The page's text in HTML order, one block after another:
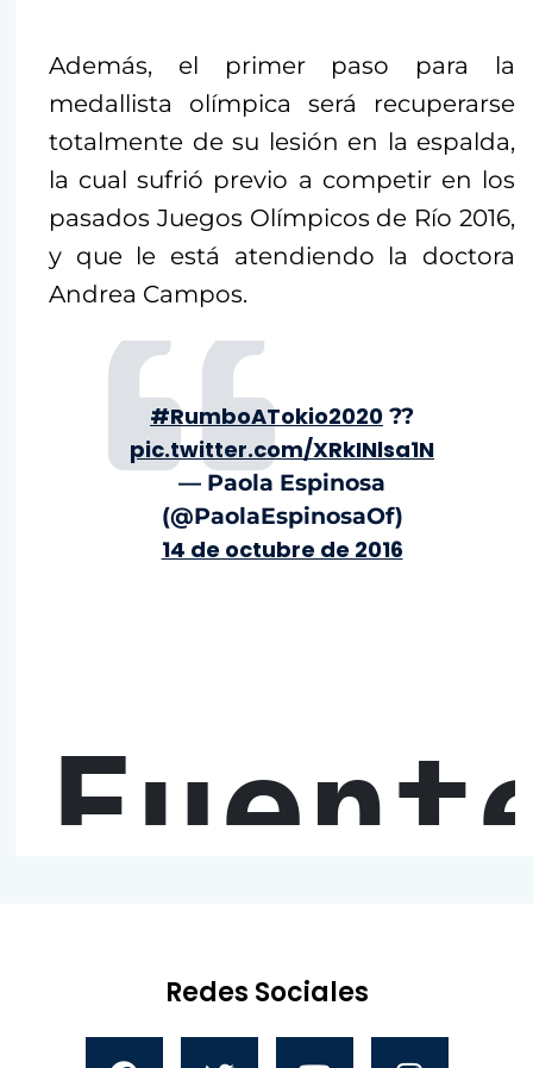
Además, el primer paso para la
medallista olímpica será recuperarse
totalmente de su lesión en la espalda,
la cual sufrió previo a competir en los
pasados Juegos Olímpicos de Río 2016,
y que le está atendiendo la doctora
Andrea Campos.
#RumboATokio2020 ??
pic.twitter.com/XRkINlsa1N
— Paola Espinosa
(@PaolaEspinosaOf)
14 de octubre de 2016
Redes Sociales